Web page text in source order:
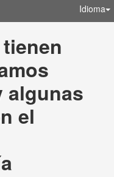
Idioma
algunas
el